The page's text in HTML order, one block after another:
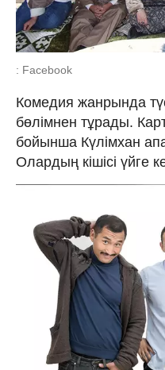
: Facebook
Комедия жанрында
бөлімнен тұрады.
бойынша Күлімхан
Олардың кішісі үйге